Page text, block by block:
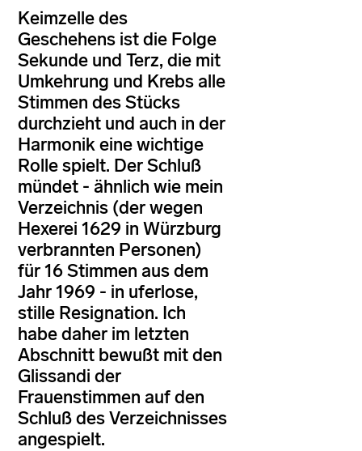
Keimzelle des
Geschehens ist die Folge
Sekunde und Terz, die mit
Umkehrung und Krebs alle
Stimmen des Stücks
durchzieht und auch in der
Harmonik eine wichtige
Rolle spielt. Der Schluß
mündet - ähnlich wie mein
Verzeichnis (der wegen
Hexerei 1629 in Würzburg
verbrannten Personen)
für 16 Stimmen aus dem
Jahr 1969 - in uferlose,
stille Resignation. Ich
habe daher im letzten
Abschnitt bewußt mit den
Glissandi der
Frauenstimmen auf den
Schluß des Verzeichnisses
angespielt.